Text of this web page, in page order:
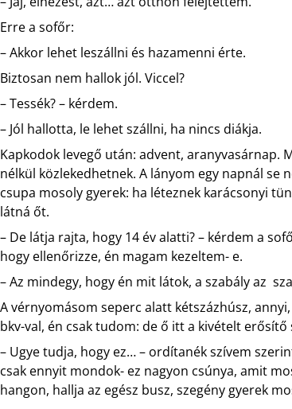
Erre a sofőr:
– Akkor lehet leszállni és hazamenni érte.
Biztosan nem hallok jól. Viccel?
– Tessék? – kérdem.
– Jól hallotta, le lehet szállni, ha nincs diákja.
Kapkodok levegő után: advent, aranyvasárnap.
nélkül közlekedhetnek. A lányom egy napnál se
csupa mosoly gyerek: ha léteznek karácsonyi
látná őt.
– De látja rajta, hogy 14 év alatti? – kérdem a
hogy ellenőrizze, én magam kezeltem- e.
– Az mindegy, hogy én mit látok, a szabály az
A vérnyomásom seperc alatt kétszázhúsz,
bkv-val, én csak tudom: de ő itt a kivételt erősítő
– Ugye tudja, hogy ez… – ordítanék szívem
csak ennyit mondok- ez nagyon csúnya, amit
hangon, hallja az egész busz, szegény gyerek